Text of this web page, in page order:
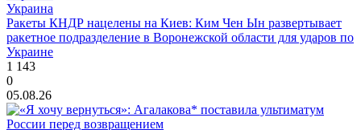
Украина
Ракеты КНДР нацелены на Киев: Ким Чен Ын развертывает
ракетное подразделение в Воронежской области для ударов по
Украине
1 143
0
05.08.26